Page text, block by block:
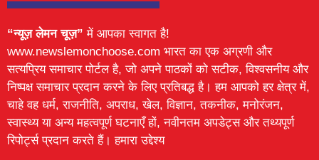
“न्यूज़ लेमन चूज़” में आपका स्वागत है!
www.newslemonchoose.com भारत का एक अग्रणी और
सत्यप्रिय समाचार पोर्टल है, जो अपने पाठकों को सटीक, विश्वसनीय और
निष्पक्ष समाचार प्रदान करने के लिए प्रतिबद्ध है। हम आपको हर क्षेत्र में,
चाहे वह धर्म, राजनीति, अपराध, खेल, विज्ञान, तकनीक, मनोरंजन,
स्वास्थ्य या अन्य महत्वपूर्ण घटनाएँ हों, नवीनतम अपडेट्स और तथ्यपूर्ण
रिपोर्ट्स प्रदान करते हैं। हमारा उद्देश्य